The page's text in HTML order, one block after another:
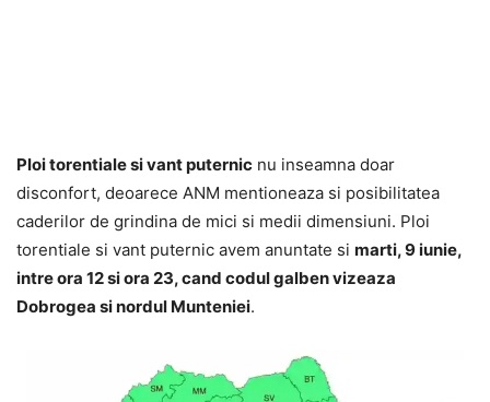
Ploi torentiale si vant puternic nu inseamna doar
disconfort, deoarece ANM mentioneaza si posibilitatea
caderilor de grindina de mici si medii dimensiuni. Ploi
torentiale si vant puternic avem anuntate si marti, 9 iunie,
intre ora 12 si ora 23, cand codul galben vizeaza
Dobrogea si nordul Munteniei.